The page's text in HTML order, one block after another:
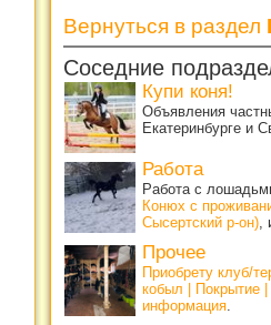
Вернуться в раздел
Соседние
Купи коня!
Объявления
Екатеринбурге и
Работа
Работа с
Конюх с
Сысертский р-он)
Прочее
Приобрету клуб/
кобыл | Покрытие
информация